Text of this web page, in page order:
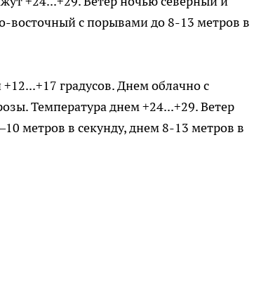
восточный с порывами до 8-13 метров в
градусов. Днем облачно с
Температура днем +24...+29. Ветер
метров в секунду, днем 8-13 метров в